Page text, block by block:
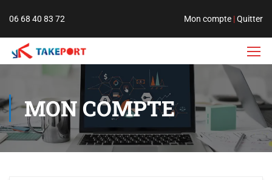
06 68 40 83 72 Mon compte |Quitter
MON COMPTE